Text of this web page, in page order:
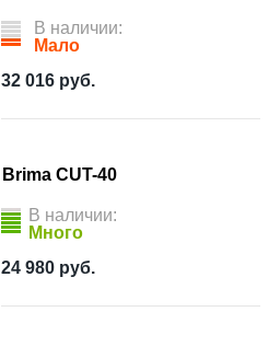
В наличии:
Мало
32 016 руб.
Brima CUT-40
В наличии:
Много
24 980 руб.